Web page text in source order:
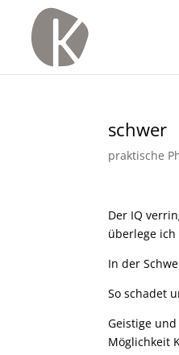
schwer
praktische
Der IQ
überlege
In der
So schadet
Geistige
Möglichkeit